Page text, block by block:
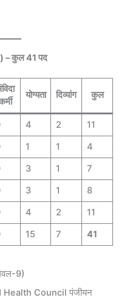
– कुल 41 पद
योग्यता दिव्यांग कुल
4 2
11
1 1
4
3 1
7
3 1
8
4 2
11
15 7 41
9)
Health Council पंजीयन